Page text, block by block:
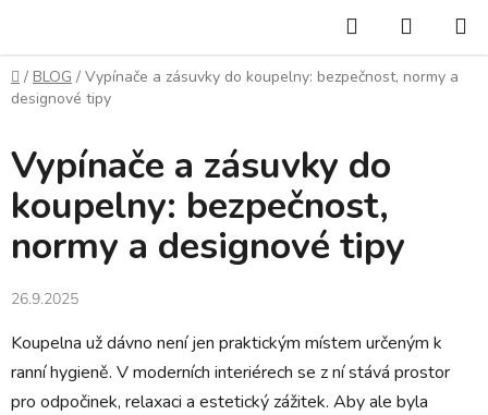
obsah
Hledat
KOŠÍK
Domů
/ BLOG / Vypínače a zásuvky do koupelny: bezpečnost, normy a
designové tipy
Vypínače a zásuvky do
koupelny: bezpečnost,
normy a designové tipy
26.9.2025
Koupelna už dávno není jen praktickým místem určeným k
ranní hygieně. V moderních interiérech se z ní stává prostor
pro odpočinek, relaxaci a estetický zážitek. Aby ale byla